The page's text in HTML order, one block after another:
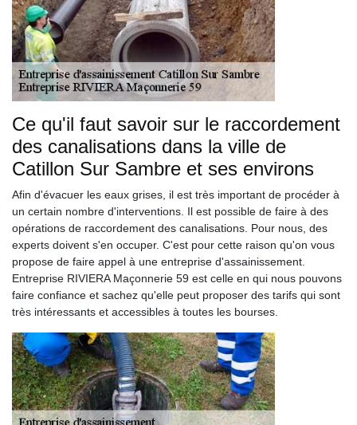
Ce qu'il faut savoir sur le raccordement
des canalisations dans la ville de
Catillon Sur Sambre et ses environs
Afin d'évacuer les eaux grises, il est très important de procéder à
un certain nombre d'interventions. Il est possible de faire à des
opérations de raccordement des canalisations. Pour nous, des
experts doivent s'en occuper. C'est pour cette raison qu'on vous
propose de faire appel à une entreprise d'assainissement.
Entreprise RIVIERA Maçonnerie 59 est celle en qui nous pouvons
faire confiance et sachez qu'elle peut proposer des tarifs qui sont
très intéressants et accessibles à toutes les bourses.